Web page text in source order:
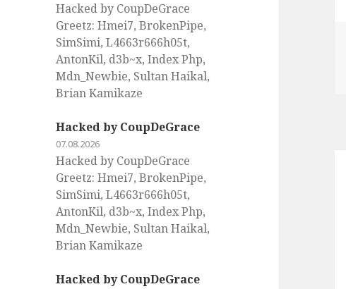
Hacked by CoupDeGrace
Greetz: Hmei7, BrokenPipe,
SimSimi, L4663r666h05t,
AntonKil, d3b~x, Index Php,
Mdn_Newbie, Sultan Haikal,
Brian Kamikaze
Hacked by CoupDeGrace
07.08.2026
Hacked by CoupDeGrace
Greetz: Hmei7, BrokenPipe,
SimSimi, L4663r666h05t,
AntonKil, d3b~x, Index Php,
Mdn_Newbie, Sultan Haikal,
Brian Kamikaze
Hacked by CoupDeGrace